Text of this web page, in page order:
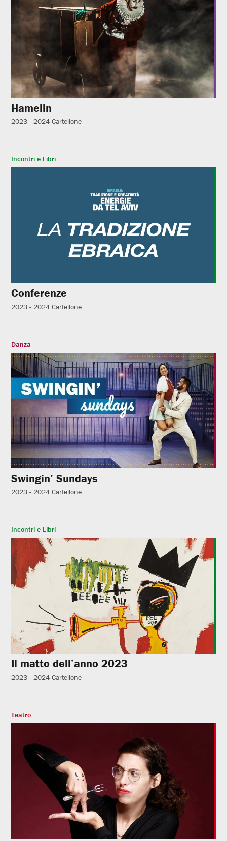
Hamelin
2023 - 2024 Cartellone
Incontri e Libri
Conferenze
2023 - 2024 Cartellone
Danza
Swingin’ Sundays
2023 - 2024 Cartellone
Incontri e Libri
Il matto dell’anno 2023
2023 - 2024 Cartellone
Teatro